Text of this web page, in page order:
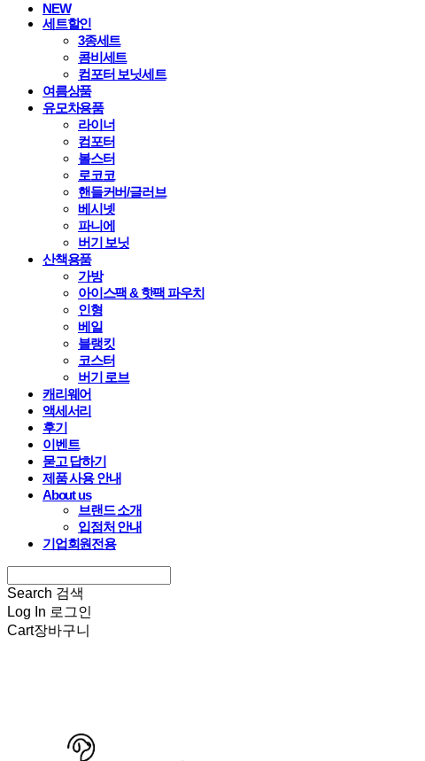
NEW
세트할인
3종세트
콤비세트
컴포터 보닛세트
여름상품
유모차용품
라이너
컴포터
볼스터
로코코
핸들커버/글러브
베시넷
파니에
버기 보닛
산책용품
가방
아이스팩 & 핫팩 파우치
인형
베일
블랭킷
코스터
버기 로브
캐리웨어
액세서리
후기
이벤트
묻고 답하기
제품 사용 안내
About us
브랜드 소개
입점처 안내
기업회원전용
Search 검색
Log In 로그인
Cart장바구니